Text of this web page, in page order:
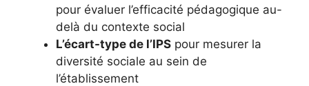
pour évaluer l’efficacité pédagogique au-
delà du contexte social
L’écart-type de l’IPS pour mesurer la
diversité sociale au sein de
l’établissement